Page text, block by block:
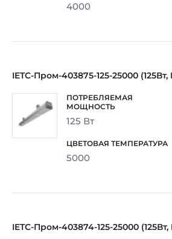
4000
IETC-Пром-403875-125-25000
125 Вт
5000
IETC-Пром-403874-125-25000